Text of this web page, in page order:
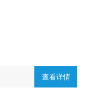
查看详情